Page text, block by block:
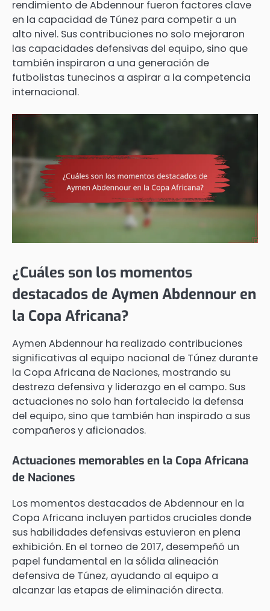
rendimiento de Abdennour fueron factores clave
en la capacidad de Túnez para competir a un
alto nivel. Sus contribuciones no solo mejoraron
las capacidades defensivas del equipo, sino que
también inspiraron a una generación de
futbolistas tunecinos a aspirar a la competencia
internacional.
¿Cuáles son los momentos
destacados de Aymen Abdennour en
la Copa Africana?
Aymen Abdennour ha realizado contribuciones
significativas al equipo nacional de Túnez durante
la Copa Africana de Naciones, mostrando su
destreza defensiva y liderazgo en el campo. Sus
actuaciones no solo han fortalecido la defensa
del equipo, sino que también han inspirado a sus
compañeros y aficionados.
Actuaciones memorables en la Copa Africana
de Naciones
Los momentos destacados de Abdennour en la
Copa Africana incluyen partidos cruciales donde
sus habilidades defensivas estuvieron en plena
exhibición. En el torneo de 2017, desempeñó un
papel fundamental en la sólida alineación
defensiva de Túnez, ayudando al equipo a
alcanzar las etapas de eliminación directa.